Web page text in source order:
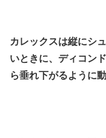
カレックスは縦にシ
いときに、ディコン
ら垂れ下がるように